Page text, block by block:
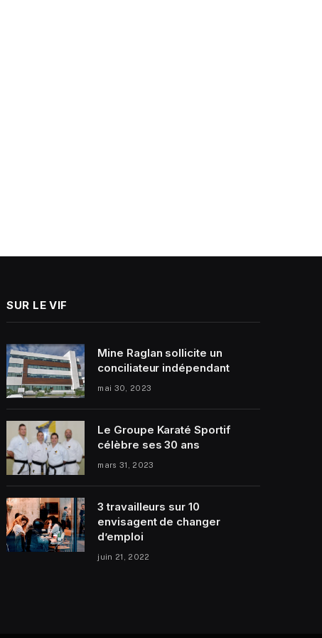
SUR LE VIF
Mine Raglan sollicite un
conciliateur indépendant
mai 30, 2023
Le Groupe Karaté Sportif
célèbre ses 30 ans
mars 31, 2023
3 travailleurs sur 10
envisagent de changer
d’emploi
juin 21, 2022